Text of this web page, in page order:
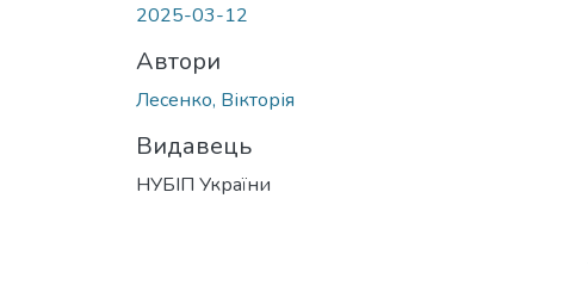
2025-03-12
Автори
Лесенко, Вікторія
Видавець
НУБІП України